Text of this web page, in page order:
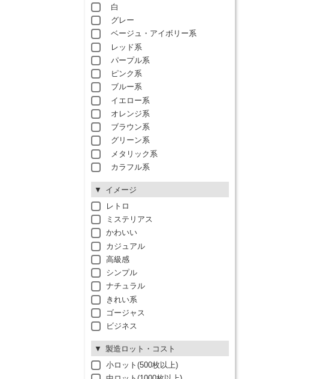
白
グレー
ベージュ・アイボリー系
レッド系
パープル系
ピンク系
ブルー系
イエロー系
オレンジ系
ブラウン系
グリーン系
メタリック系
カラフル系
イメージ
レトロ
ミステリアス
かわいい
カジュアル
高級感
シンプル
ナチュラル
きれい系
ゴージャス
ビジネス
製造ロット・コスト
小ロット(500枚以上)